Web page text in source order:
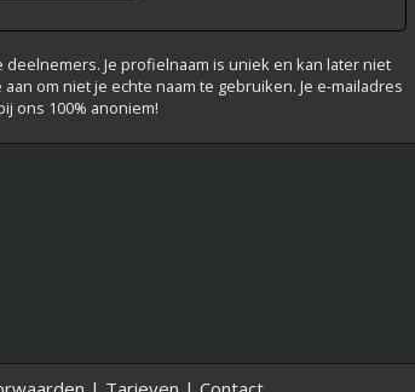
Je profielnaam is uniek en kan later niet
om niet je echte naam te gebruiken. Je e-mailadres
ons 100% anoniem!